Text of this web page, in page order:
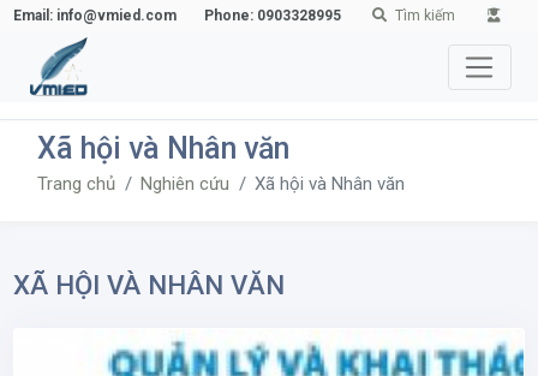
Email: info@vmied.com Phone: 0903328995 Tìm kiếm
Xã hội và Nhân văn
Trang chủ Nghiên cứu Xã hội và Nhân văn
XÃ HỘI VÀ NHÂN VĂN